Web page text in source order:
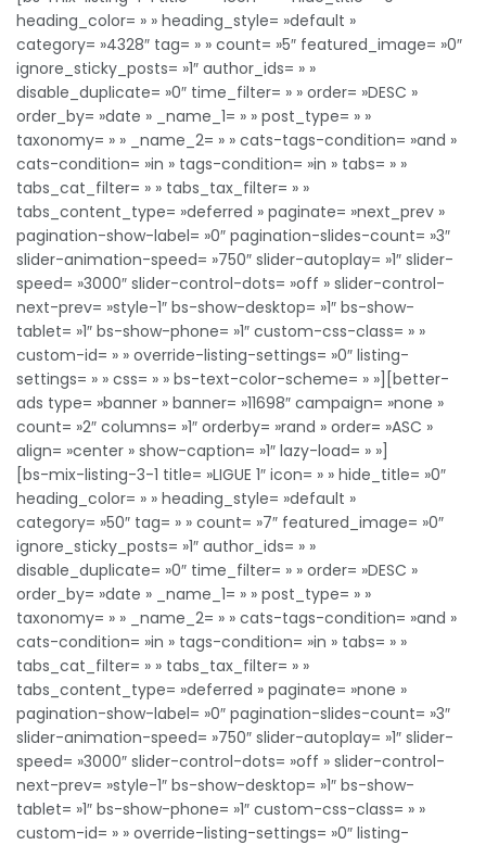
heading_color= » » heading_style= »default »
category= »4328″ tag= » » count= »5″ featured_image= »0″
ignore_sticky_posts= »1″ author_ids= » »
disable_duplicate= »0″ time_filter= » » order= »DESC »
order_by= »date » _name_1= » » post_type= » »
taxonomy= » » _name_2= » » cats-tags-condition= »and »
cats-condition= »in » tags-condition= »in » tabs= » »
tabs_cat_filter= » » tabs_tax_filter= » »
tabs_content_type= »deferred » paginate= »next_prev »
pagination-show-label= »0″ pagination-slides-count= »3″
slider-animation-speed= »750″ slider-autoplay= »1″ slider-
speed= »3000″ slider-control-dots= »off » slider-control-
next-prev= »style-1″ bs-show-desktop= »1″ bs-show-
tablet= »1″ bs-show-phone= »1″ custom-css-class= » »
custom-id= » » override-listing-settings= »0″ listing-
settings= » » css= » » bs-text-color-scheme= » »][better-
ads type= »banner » banner= »11698″ campaign= »none »
count= »2″ columns= »1″ orderby= »rand » order= »ASC »
align= »center » show-caption= »1″ lazy-load= » »]
[bs-mix-listing-3-1 title= »LIGUE 1″ icon= » » hide_title= »0″
heading_color= » » heading_style= »default »
category= »50″ tag= » » count= »7″ featured_image= »0″
ignore_sticky_posts= »1″ author_ids= » »
disable_duplicate= »0″ time_filter= » » order= »DESC »
order_by= »date » _name_1= » » post_type= » »
taxonomy= » » _name_2= » » cats-tags-condition= »and »
cats-condition= »in » tags-condition= »in » tabs= » »
tabs_cat_filter= » » tabs_tax_filter= » »
tabs_content_type= »deferred » paginate= »none »
pagination-show-label= »0″ pagination-slides-count= »3″
slider-animation-speed= »750″ slider-autoplay= »1″ slider-
speed= »3000″ slider-control-dots= »off » slider-control-
next-prev= »style-1″ bs-show-desktop= »1″ bs-show-
tablet= »1″ bs-show-phone= »1″ custom-css-class= » »
custom-id= » » override-listing-settings= »0″ listing-